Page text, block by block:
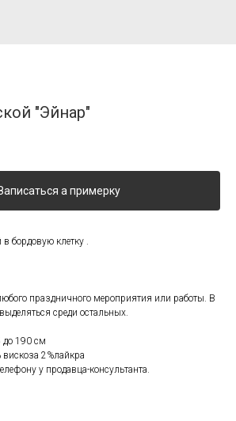
"Эйнар"
а примерку
бордовую клетку .
праздничного мероприятия или работы. В
среди остальных.
до 190 см
вискоза 2%лайкра
у продавца-консультанта.